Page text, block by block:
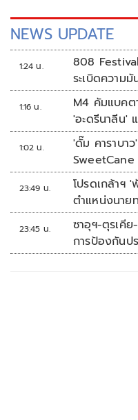
NEWS UPDATE
1:24 น.
808
ระเบิดความ
1:16 น.
M4 คัมแบค
'อะดรีนาลีน'
1:02 น.
'ดั๊ม คาราบา
SweetCane
23:49 น.
โปรดเกล้าฯ
ตำแหน่งนาย
'พลตรี'
23:45 น.
ซาอุฯ-ตุรเคี
การป้องกันป